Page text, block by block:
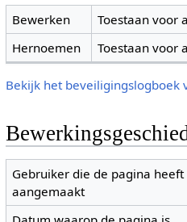
Bewerken
Toestaan voor
Hernoemen
Toestaan voor
Bekijk het beveiligingslogboek
Gebruiker die de pagina heeft
aangemaakt